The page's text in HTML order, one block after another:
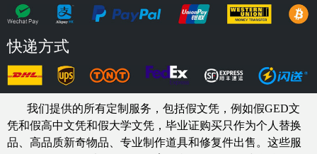
快递方式
我们提供的所有定制服务，包括假文凭，例如假GED文
凭和假高中文凭和假大学文凭， 毕业证购买只作为个人替换
品、高品质新奇物品、专业制作道具和修复件出售。这些服